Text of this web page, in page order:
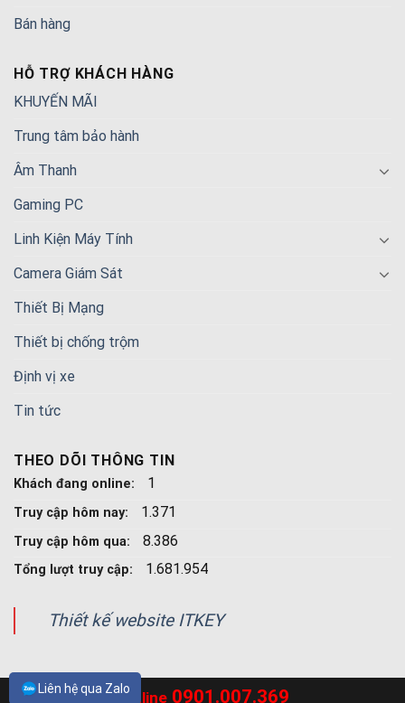
Bán hàng
HỖ TRỢ KHÁCH HÀNG
KHUYẾN MÃI
Trung tâm bảo hành
Âm Thanh
Gaming PC
Linh Kiện Máy Tính
Camera Giám Sát
Thiết Bị Mạng
Thiết bị chống trộm
Định vị xe
Tin tức
THEO DÕI THÔNG TIN
Khách đang online: 1
Truy cập hôm nay: 1.371
Truy cập hôm qua: 8.386
Tổng lượt truy cập: 1.681.954
Thiết kế website ITKEY
Hotline 0901.007.369
Liên hệ qua Zalo